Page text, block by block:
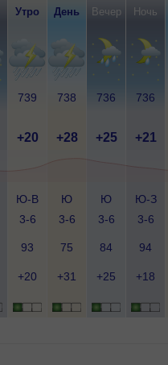
Утро День Вечер Ночь
739 738 736 736
+20 +28 +25 +21
Ю-В
3-6
Ю
3-6
Ю
3-6
Ю-З
3-6
93 75 84 94
+20 +31 +25 +18